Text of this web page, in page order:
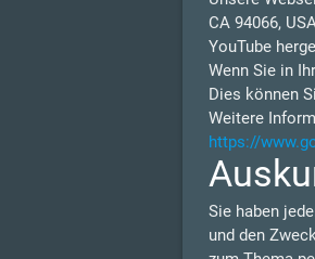
CA 94066,
YouTube
Wenn Sie in
Dies können
Weitere
https://
Sie haben
und den